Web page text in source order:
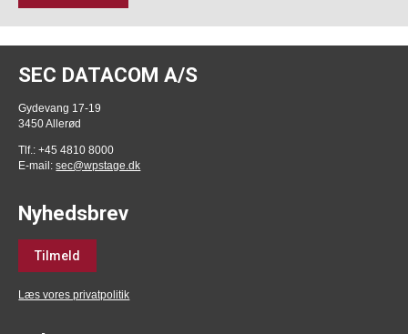
SEC DATACOM A/S
Gydevang 17-19
3450 Allerød
Tlf.: +45 4810 8000
E-mail:sec@wpstage.dk
Nyhedsbrev
Tilmeld
Læs vores privatpolitik